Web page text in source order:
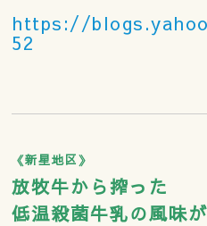
https://
52
《新星地区》
放牧牛から搾った
低温殺菌牛乳の風味